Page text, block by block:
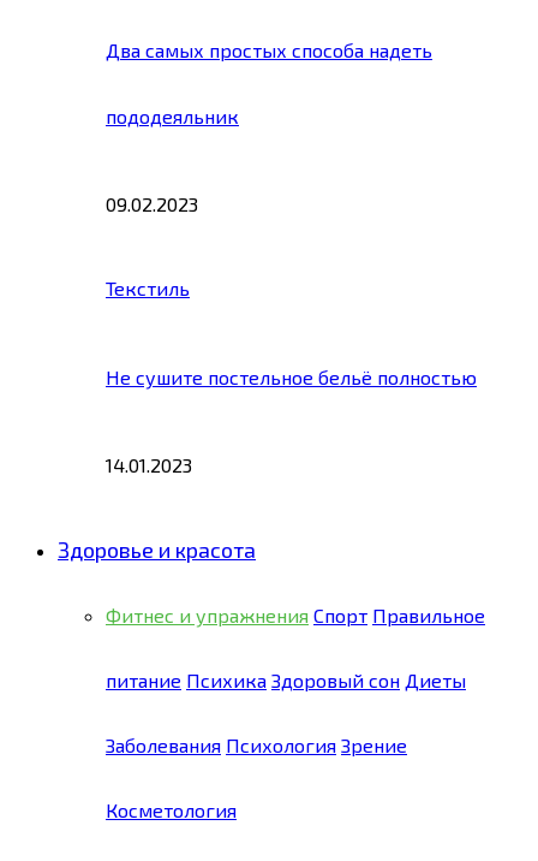
Два самых простых способа надеть
пододеяльник
09.02.2023
Текстиль
Не сушите постельное бельё полностью
14.01.2023
Здоровье и красота
Фитнес и упражнения Спорт Правильное
питание Психика Здоровый сон Диеты
Заболевания Психология Зрение
Косметология